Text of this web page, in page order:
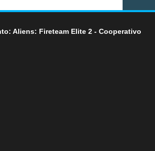
Aliens: Fireteam Elite 2 - Cooperativo